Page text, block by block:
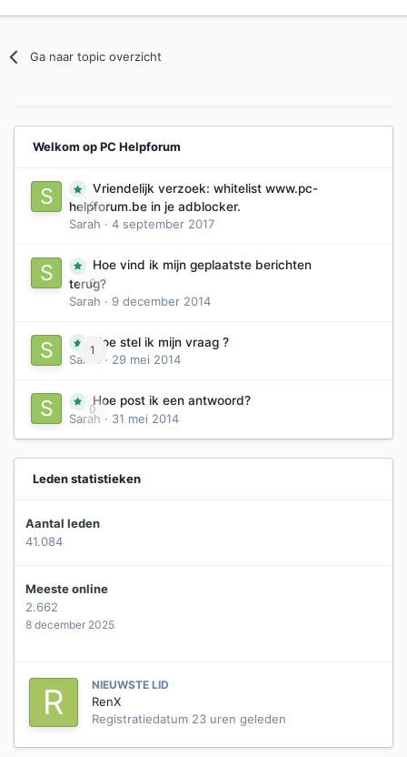
Ga naar topic overzicht
Welkom op PC Helpforum
0
Vriendelijk verzoek: whitelist www.pc-
helpforum.be in je adblocker.
Sarah · 4 september 2017
0
Hoe vind ik mijn geplaatste berichten
terug?
Sarah · 9 december 2014
1
Hoe stel ik mijn vraag ?
Sarah
· 29 mei 2014
0
Hoe post ik een antwoord?
Sarah · 31 mei 2014
Leden statistieken
Aantal leden
41.084
Meeste online
2.662
8 december 2025
NIEUWSTE LID
RenX
Registratiedatum 23 uren geleden